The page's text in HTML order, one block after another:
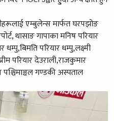
एम्बुलेन्स मार्फत घरपझोङ
थासाङ गापाका मनिष परियार
परियार धम्पु,लक्ष्मी
परियार देउराली,राजकुमार
गण्डकी अस्पताल